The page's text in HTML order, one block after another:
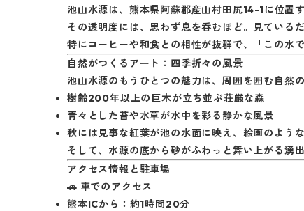
池山水源は、熊本県阿蘇郡産山村田尻14-1に位置
その透明度には、思わず息を呑むほど。見ている
特にコーヒーや和食との相性が抜群で、「この水
自然がつくるアート：四季折々の風景
池山水源のもうひとつの魅力は、周囲を囲む自然の
樹齢200年以上の巨木が立ち並ぶ荘厳な森
青々とした苔や水草が水中を彩る静かな風景
秋には見事な紅葉が池の水面に映え、絵画のよう
そして、水源の底から砂がふわっと舞い上がる湧
アクセス情報と駐車場
🚗 車でのアクセス
熊本ICから：約1時間20分